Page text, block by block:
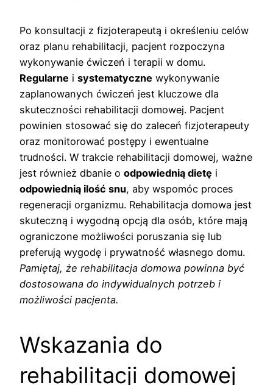
Po konsultacji z fizjoterapeutą i określeniu celów
oraz planu rehabilitacji, pacjent rozpoczyna
wykonywanie ćwiczeń i terapii w domu.
Regularne i systematyczne wykonywanie
zaplanowanych ćwiczeń jest kluczowe dla
skuteczności rehabilitacji domowej. Pacjent
powinien stosować się do zaleceń fizjoterapeuty
oraz monitorować postępy i ewentualne
trudności. W trakcie rehabilitacji domowej, ważne
jest również dbanie o odpowiednią dietę i
odpowiednią ilość snu, aby wspomóc proces
regeneracji organizmu. Rehabilitacja domowa jest
skuteczną i wygodną opcją dla osób, które mają
ograniczone możliwości poruszania się lub
preferują wygodę i prywatność własnego domu.
Pamiętaj, że rehabilitacja domowa powinna być
dostosowana do indywidualnych potrzeb i
możliwości pacjenta.
Wskazania do
rehabilitacji domowej